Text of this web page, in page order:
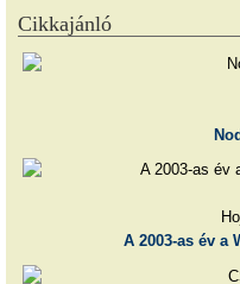
Cikkajánló
A 2003-as év a